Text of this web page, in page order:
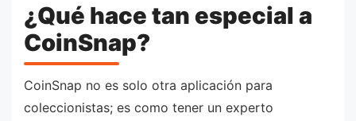
¿Qué hace tan especial a
CoinSnap?
CoinSnap no es solo otra aplicación para
coleccionistas; es como tener un experto